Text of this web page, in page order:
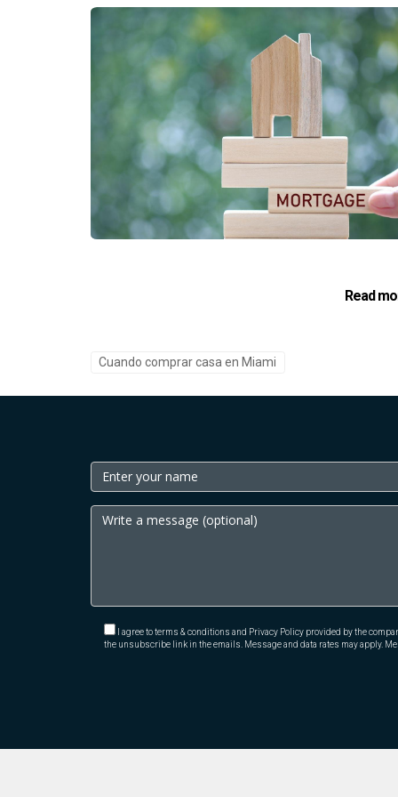
Read
Cuando comprar casa en Miami
I agree to terms & conditions and Privacy Policy provided by the
the unsubscribe link in the emails. Message and data rates may apply.